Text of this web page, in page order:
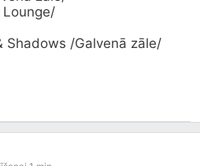
Lounge/
Shadows /Galvenā zāle/